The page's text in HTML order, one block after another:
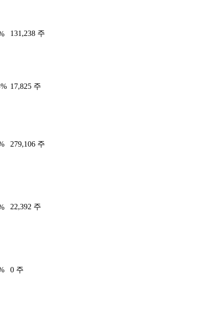
131,238 주
17,825 주
279,106 주
22,392 주
0 주